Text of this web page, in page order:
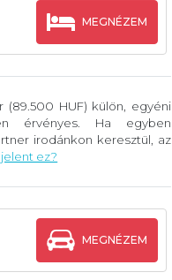
MEGNÉZEM
HUF) külön, egyéni
érvényes. Ha egyben
irodánkon keresztül, az
ez?
MEGNÉZEM